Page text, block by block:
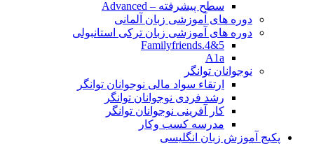
سطح پیشرفته – Advanced
دوره های آموزشی زبان آلمانی
دوره های آموزشی زبان ترکی استانبولی
Familyfriends.4&5
A1a
نوجوانان توانگر
ارتقاء سواد مالی نوجوانان توانگر
رشد فردی نوجوانان توانگر
کار آفرینی نوجوانان توانگر
مدرسه کسب وکار
پکیج آموزش زبان انگلیسی